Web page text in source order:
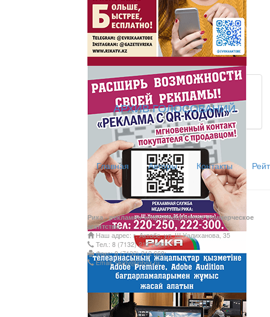
АРХИВ ГОЛОСОВАНИЙ
Главная Авторы Контакты
Рика - рекламно-информационное коммерческое
агентство
Наш адрес: г. Актобе, ул. Ш.Уалиханова, 35
Тел.: 8 (7132) 212 249;
Факс: 8 (7132) 212 660;
Email: rikatv@inbox.ru